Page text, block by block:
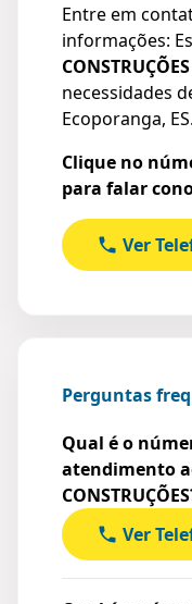
Entre em
informações:
CONSTRUÇÕES
necessidades
Ecoporanga, ES.
Clique no
para falar
Ver
Perguntas
Qual é o
atendimento
Ver